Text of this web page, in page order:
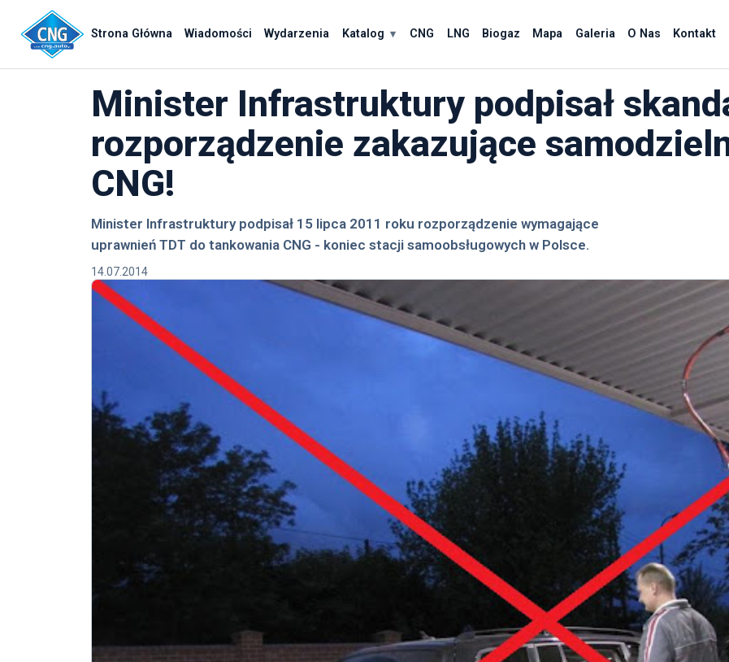
Strona Główna Wiadomości Wydarzenia Katalog CNG LNG Biogaz Mapa Galeria O Nas Kontakt
Minister Infrastruktury podpisał
rozporządzenie zakazujące
CNG!
Minister Infrastruktury podpisał 15 lipca 2011 roku rozporządzenie wymagające
uprawnień TDT do tankowania CNG - koniec stacji samoobsługowych w Polsce.
14.07.2014